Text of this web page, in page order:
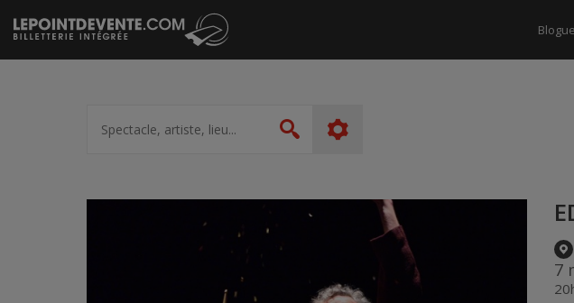
Passer
au
contenu
Blogue
artiste,
lieu...
Rechercher
7